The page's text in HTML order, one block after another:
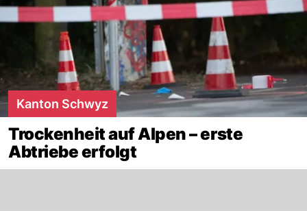
Kanton Schwyz
Trockenheit auf Alpen – erste
Abtriebe erfolgt